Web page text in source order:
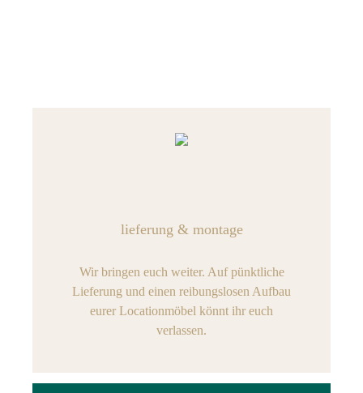
lieferung & montage
Wir bringen euch weiter. Auf pünktliche
Lieferung und einen reibungslosen Aufbau
eurer Locationmöbel könnt ihr euch
verlassen.